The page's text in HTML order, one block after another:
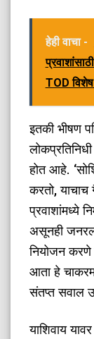
हेही वाचा -
TOD विशेष
​इतकी भीषण
होत आहे.
करतो, याचाच
प्रवाशांमध्ये
असूनही जनरल
नियोजन करणे
आता हे
संतप्त सवाल
याशिवाय